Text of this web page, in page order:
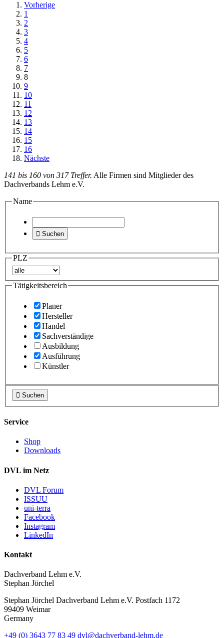
Vorherige
1
2
3
4
5
6
7
8
9
10
11
12
13
14
15
16
Nächste
141 bis 160 von 317 Treffer. Alle Firmen sind Mitglieder des
Dachverbands Lehm e.V.
Name
 Suchen
PLZ
Tätigkeitsbereich
Planer
Hersteller
Handel
Sachverständige
Ausbildung
Ausführung
Künstler
 Suchen
Service
Shop
Downloads
DVL im Netz
DVL Forum
ISSUU
uni-terra
Facebook
Instagram
LinkedIn
Kontakt
Dachverband Lehm e.V.
Stephan Jörchel
Stephan Jörchel Dachverband Lehm e.V. Postfach 1172
99409 Weimar
Germany
+49 (0) 3643 77 83 49 dvl@dachverband-lehm.de